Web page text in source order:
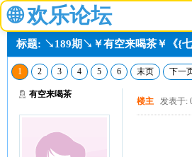
🌐 欢乐论坛
标题: ↘189期↘￥有空来喝茶￥《{七
1 2 3 4 5 6 末页 下一
有空来喝茶
楼主 发表于: